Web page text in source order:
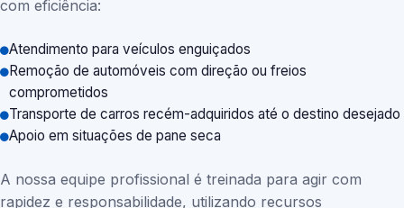
com eficiência:
Atendimento para veículos enguiçados
Remoção de automóveis com direção ou freios
comprometidos
Transporte de carros recém-adquiridos até o destino desejado
Apoio em situações de pane seca
A nossa equipe profissional é treinada para agir com
rapidez e responsabilidade, utilizando recursos